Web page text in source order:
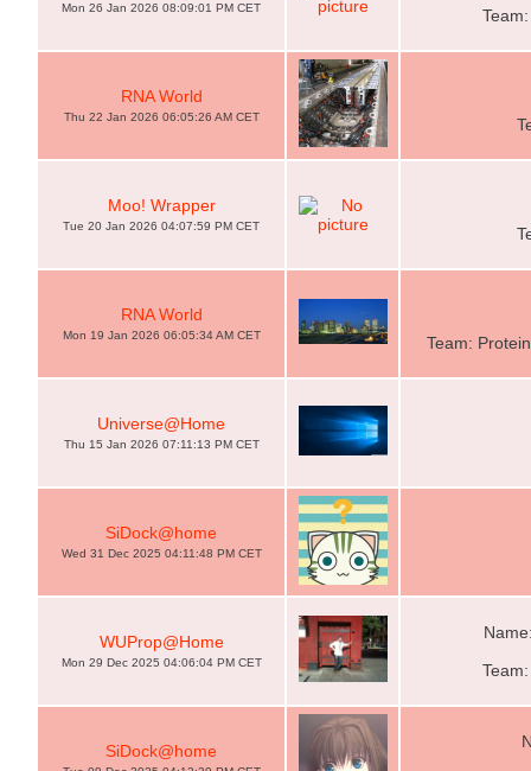
Mon 26 Jan 2026 08:09:01 PM CET
RNA World
Thu 22 Jan 2026 06:05:26 AM CET
Moo! Wrapper
Tue 20 Jan 2026 04:07:59 PM CET
RNA World
Mon 19 Jan 2026 06:05:34 AM CET Team:
Universe@Home
Thu 15 Jan 2026 07:11:13 PM CET
SiDock@home
Wed 31 Dec 2025 04:11:48 PM CET
WUProp@Home
Mon 29 Dec 2025 04:06:04 PM CET
SiDock@home